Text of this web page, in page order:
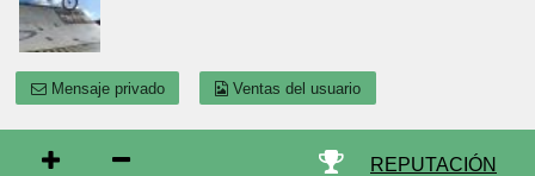
Mensaje privado Ventas del usuario
REPUTACIÓN